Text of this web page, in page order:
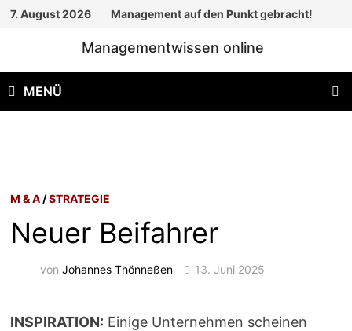
Zum
7. August 2026 Management auf den Punkt gebracht!
Managementwissen online
MENÜ
M & A /STRATEGIE
Neuer Beifahrer
vonJohannes Thönneßen 13. Juni 2025
INSPIRATION: Einige Unternehmen scheinen